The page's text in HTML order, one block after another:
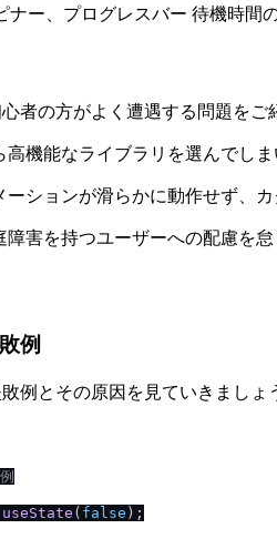
ナー、プログレスバー 待機時間
者の方がよく遭遇する問題をご
高機能なライブラリを選んでし
ーションが滑らかに動作せず、
害を持つユーザーへの配慮を
例
例とその原因を見ていきましょ
useState ( false );